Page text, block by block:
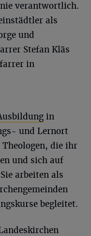
verantwortlich.
als
und
Stefan Kläs
in
in
und Lernort
die ihr
und sich auf
arbeiten als
begleitet.